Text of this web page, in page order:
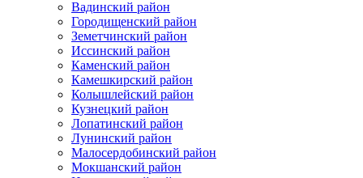
Вадинский район
Городищенский район
Земетчинский район
Иссинский район
Каменский район
Камешкирский район
Колышлейский район
Кузнецкий район
Лопатинский район
Лунинский район
Малосердобинский район
Мокшанский район